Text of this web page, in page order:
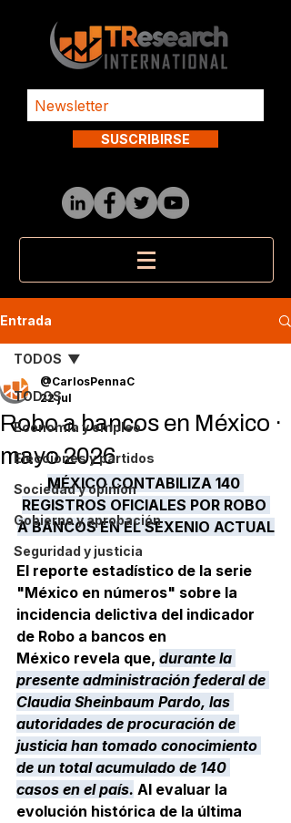
SUSCRIBIRSE
Entrada
TODOS
Economía y empleo
Elecciones y partidos
Sociedad y opinión
Gobierno y aprobación
Seguridad y justicia
TODOS
Robo a bancos en México ·
mayo 2026
@CarlosPennaC
22 jul
MÉXICO CONTABILIZA 140
REGISTROS OFICIALES POR ROBO
A BANCOS EN EL SEXENIO ACTUAL
El reporte estadístico de la serie
"México en números" sobre la
incidencia delictiva del indicador
de Robo a bancos en
México revela que, durante la
presente administración federal de
Claudia Sheinbaum Pardo, las
autoridades de procuración de
justicia han tomado conocimiento
de un total acumulado de 140
casos en el país. Al evaluar la
evolución histórica de la última